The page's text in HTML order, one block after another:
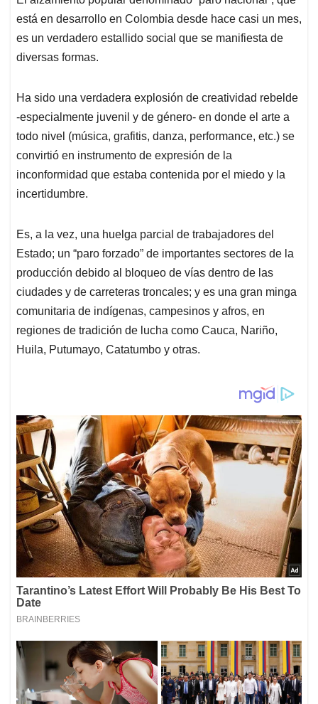
s
A
p
p
b
o
o
k
e
d
I
l
a
d
s
está en desarrollo en Colombia desde hace casi un mes,
es un verdadero estallido social que se manifiesta de
diversas formas.
Ha sido una verdadera explosión de creatividad rebelde
-especialmente juvenil y de género- en donde el arte a
todo nivel (música, grafitis, danza, performance, etc.) se
convirtió en instrumento de expresión de la
inconformidad que estaba contenida por el miedo y la
incertidumbre.
Es, a la vez, una huelga parcial de trabajadores del
Estado; un “paro forzado” de importantes sectores de la
producción debido al bloqueo de vías dentro de las
ciudades y de carreteras troncales; y es una gran minga
comunitaria de indígenas, campesinos y afros, en
regiones de tradición de lucha como Cauca, Nariño,
Huila, Putumayo, Catatumbo y otras.